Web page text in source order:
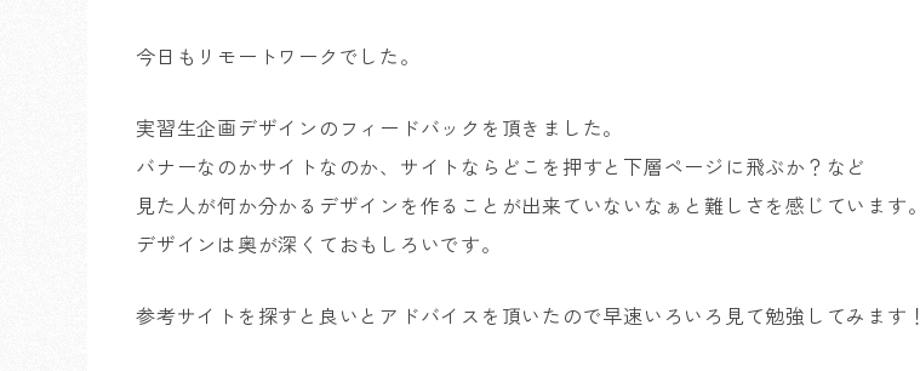
今日もリモートワークでした。
実習生企画デザインのフィードバックを頂きました。
バナーなのかサイトなのか、サイトならどこを押すと下層ページに飛ぶか？など
見た人が何か分かるデザインを作ることが出来ていないなぁと難しさを感じています。
デザインは奥が深くておもしろいです。
参考サイトを探すと良いとアドバイスを頂いたので早速いろいろ見て勉強してみます！